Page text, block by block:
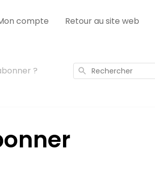
compte Retour au site web
? Rechercher